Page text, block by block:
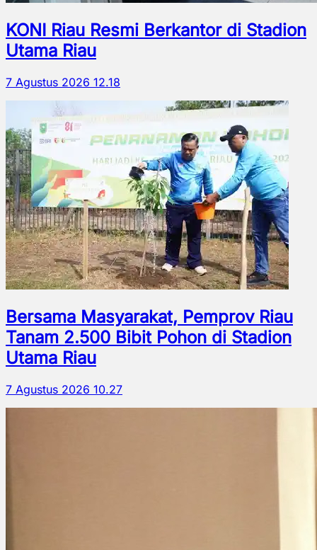
KONI Riau Resmi Berkantor di Stadion
Utama Riau
7 Agustus 2026 12.18
Bersama Masyarakat, Pemprov Riau
Tanam 2.500 Bibit Pohon di Stadion
Utama Riau
7 Agustus 2026 10.27